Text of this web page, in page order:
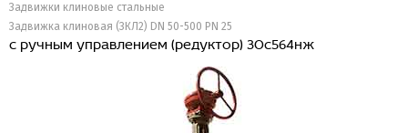
Задвижки клиновые стальные
Задвижка клиновая (ЗКЛ2) DN 50-500 PN 25
с ручным управлением (редуктор) 30с564нж